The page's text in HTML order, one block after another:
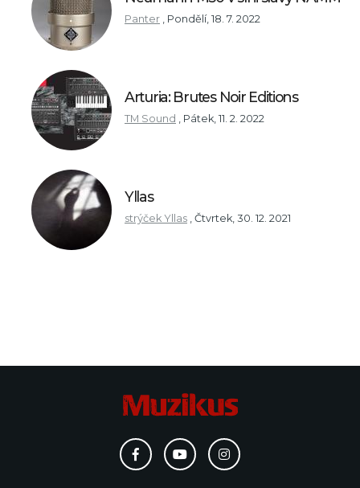
Panter , Pondělí, 18. 7. 2022
Arturia: Brutes Noir Editions
TM Sound , Pátek, 11. 2. 2022
Yllas
strýček Yllas , Čtvrtek, 30. 12. 2021